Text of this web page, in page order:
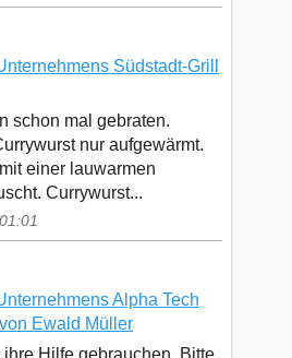
Südstadt-Grill
schon mal gebraten.
nur aufgewärmt.
einer lauwarmen
Currywurst...
Alpha Tech
Ewald Müller
ihre Hilfe gebrauchen. Bitte